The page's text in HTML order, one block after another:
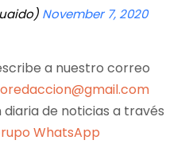
November 7, 2020
a nuestro correo
de noticias a través
WhatsApp